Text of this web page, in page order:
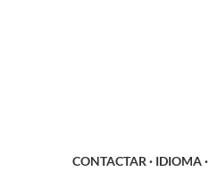
CONTACTAR · IDIOMA·